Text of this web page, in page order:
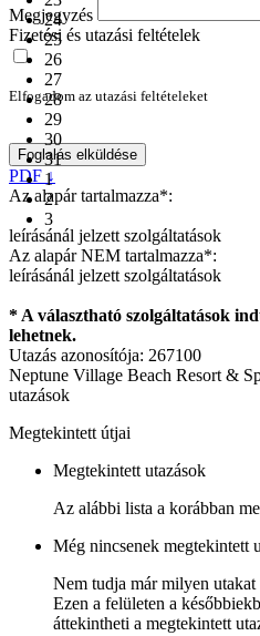
24
25
26
27
28
29
30
31
1
2
3
Megjegyzés
Fizetési és utazási feltételek
Elfogadom az utazási feltételeket
Foglalás elküldése
PDF ↓
Az alapár tartalmazza*:
leírásánál jelzett szolgáltatások
Az alapár NEM tartalmazza*:
leírásánál jelzett szolgáltatások
* A választható szolgáltatások
lehetnek.
Utazás azonosítója: 267100
Neptune Village Beach Resort &
utazások
Megtekintett útjai
Megtekintett utazások
Az alábbi lista a korábban
Még nincsenek megtekintett
Nem tudja már milyen utakat
Ezen a felületen a
áttekintheti a megtekintett